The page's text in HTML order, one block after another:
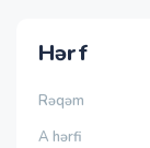
Hərf
Rəqəm
A hərfi